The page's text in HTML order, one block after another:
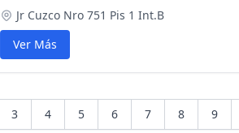
Jr Cuzco Nro 751 Pis 1 Int.B
Ver Más
3 4 5 6 7 8 9